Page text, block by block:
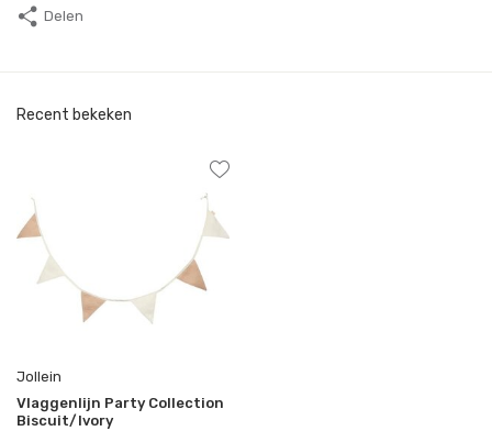
Delen
Recent bekeken
Jollein
Vlaggenlijn Party Collection
Biscuit/Ivory